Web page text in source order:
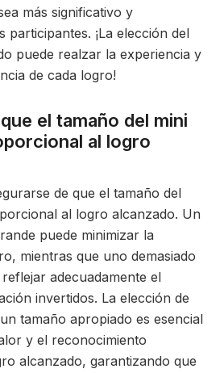
más significativo y
participantes. ¡La elección del
puede realzar la experiencia y
de cada logro!
el tamaño del mini
al logro
de que el tamaño del
al logro alcanzado. Un
puede minimizar la
mientras que uno demasiado
adecuadamente el
invertidos. La elección de
tamaño apropiado es esencial
y el reconocimiento
alcanzado, garantizando que